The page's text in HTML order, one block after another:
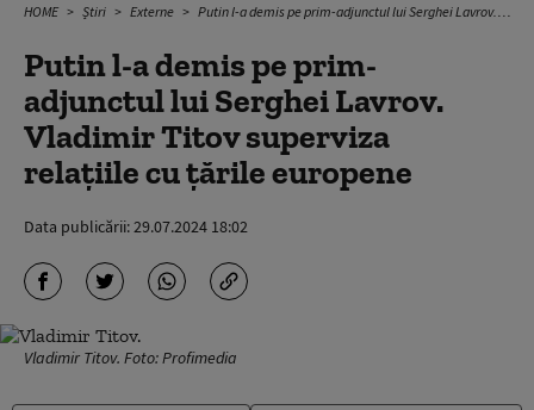
HOME Știri Externe Putin l-a demis pe prim-adjunctul lui Serghei Lavrov. Vladimir Titov superviza relaţiile cu ţările europene
Putin l-a demis pe prim-
adjunctul lui Serghei Lavrov.
Vladimir Titov superviza
relaţiile cu ţările europene
Data publicării:29.07.2024 18:02
Vladimir Titov. Foto: Profimedia